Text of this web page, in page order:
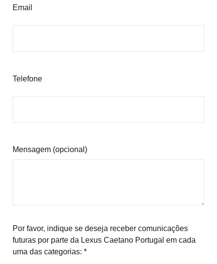
Email
Telefone
Mensagem (opcional)
Por favor, indique se deseja receber comunicações
futuras por parte da Lexus Caetano Portugal em cada
uma das categorias: *